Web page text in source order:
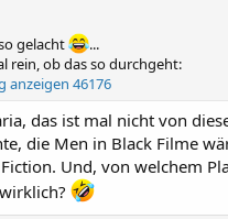
gelacht
...
rein, ob das so durchgeht:
anzeigen 46176
das ist mal nicht von
die Men in Black Filme
Fiction. Und, von welchem